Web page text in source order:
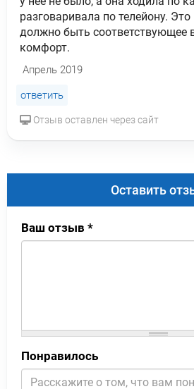
разговаривала по телейону.
должно быть соответствующее
комфорт.
Апрель 2019
ответить
Отзыв оставлен через сайт
Оставить
Ваш отзыв *
Понравилось